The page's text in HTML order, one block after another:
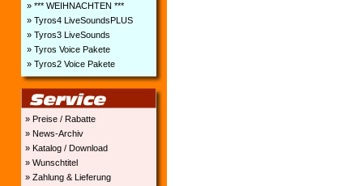
» *** WEIHNACHTEN ***
» Tyros4 LiveSoundsPLUS
» Tyros3 LiveSounds
» Tyros Voice Pakete
» Tyros2 Voice Pakete
» Preise / Rabatte
» News-Archiv
» Katalog / Download
» Wunschtitel
» Zahlung & Lieferung